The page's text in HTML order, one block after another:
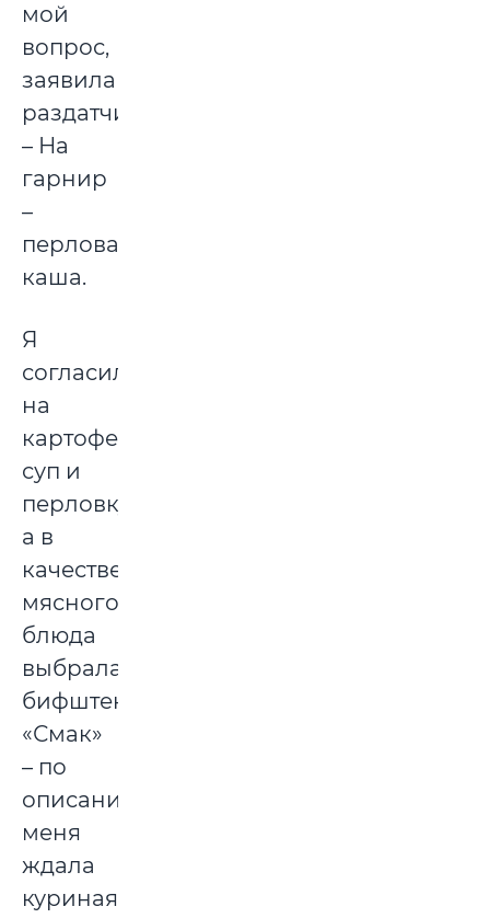
мой
вопрос,
заявила
раздатчица.
– На
гарнир
–
перловая
каша.
Я
согласилась
на
картофельный
суп и
перловку,
а в
качестве
мясного
блюда
выбрала
бифштекс
«Смак»
– по
описанию,
меня
ждала
куриная